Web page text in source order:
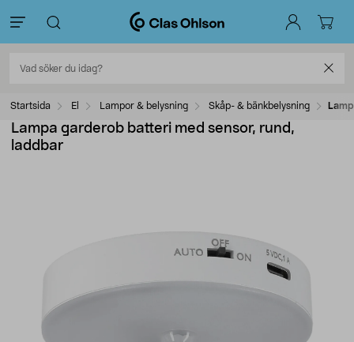
Startsida El Lampor & belysning Skåp- & bänkbelysning
Lampa garderob batteri med sensor, rund,
laddbar